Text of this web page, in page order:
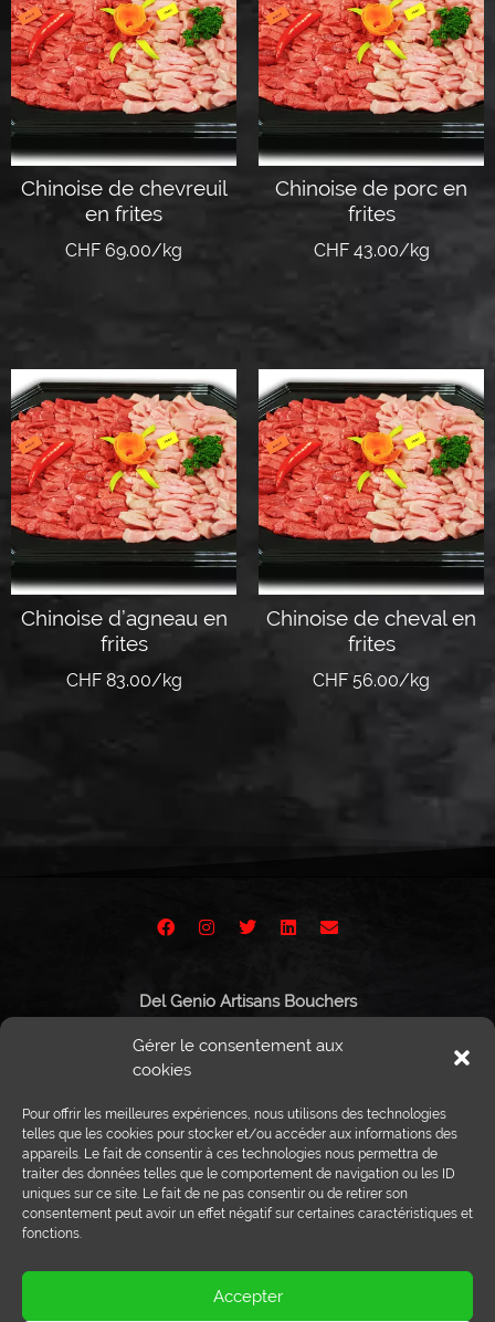
Gérer le consentement aux
cookies
Pour offrir les meilleures expériences, nous utilisons des technologies
telles que les cookies pour stocker et/ou accéder aux informations des
appareils. Le fait de consentir à ces technologies nous permettra de
traiter des données telles que le comportement de navigation ou les ID
uniques sur ce site. Le fait de ne pas consentir ou de retirer son
consentement peut avoir un effet négatif sur certaines caractéristiques et
fonctions.
Accepter
Chinoise de chevreuil
en frites
CHF 69.00/kg
Chinoise de porc en
frites
CHF 43.00/kg
Chinoise d’agneau en
frites
CHF 83.00/kg
Ajouter au panier
Chinoise de cheval en
frites
CHF 56.00/kg
Del Genio Artisans Bouchers
1950 Sion
Tél : 027 203 32 02
Fax : 027 203 32 68
info@delgenio.ch